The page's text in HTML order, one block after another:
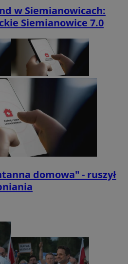
w Siemianowicach:
Siemianowice 7.0
domowa" - ruszył